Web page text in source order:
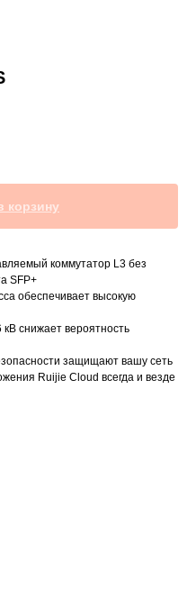
корзину
коммутатор L3 без
SFP+
обеспечивает высокую
снижает вероятность
защищают вашу сеть
Ruijie Cloud всегда и везде